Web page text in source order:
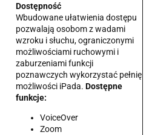
Dostępność
Wbudowane ułatwienia dostępu
pozwalają osobom z wadami
wzroku i słuchu, ograniczonymi
możliwościami ruchowymi i
zaburzeniami funkcji
poznawczych wykorzystać pełnię
możliwości iPada. Dostępne
funkcje:
VoiceOver
Zoom